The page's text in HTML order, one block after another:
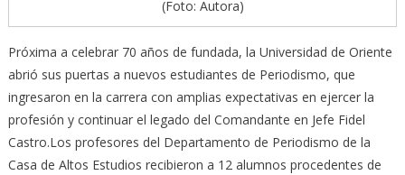
(Foto: Autora)
Próxima a celebrar 70 años de fundada, la Universidad de Oriente
abrió sus puertas a nuevos estudiantes de Periodismo, que
ingresaron en la carrera con amplias expectativas en ejercer la
profesión y continuar el legado del Comandante en Jefe Fidel
Castro.Los profesores del Departamento de Periodismo de la
Casa de Altos Estudios recibieron a 12 alumnos procedentes de